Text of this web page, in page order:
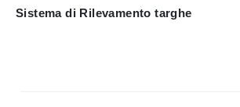
Sistema di Rilevamento targhe